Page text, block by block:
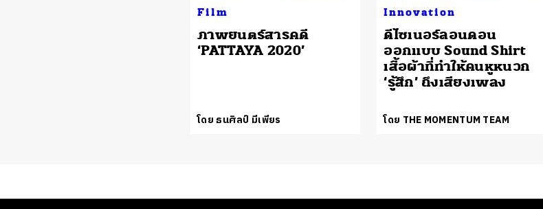
Film
ภาพยนตร์สารคดี
‘PATTAYA 2020’
โดย ธนศิลป์ มีเพียร
Innovation
ดีไซเนอร์ลอนดอน
ออกแบบ Sound Shirt
เสื้อผ้าที่ทำให้คนหูหนวก
‘รู้สึก’ ถึงเสียงเพลง
โดย THE MOMENTUM TEAM